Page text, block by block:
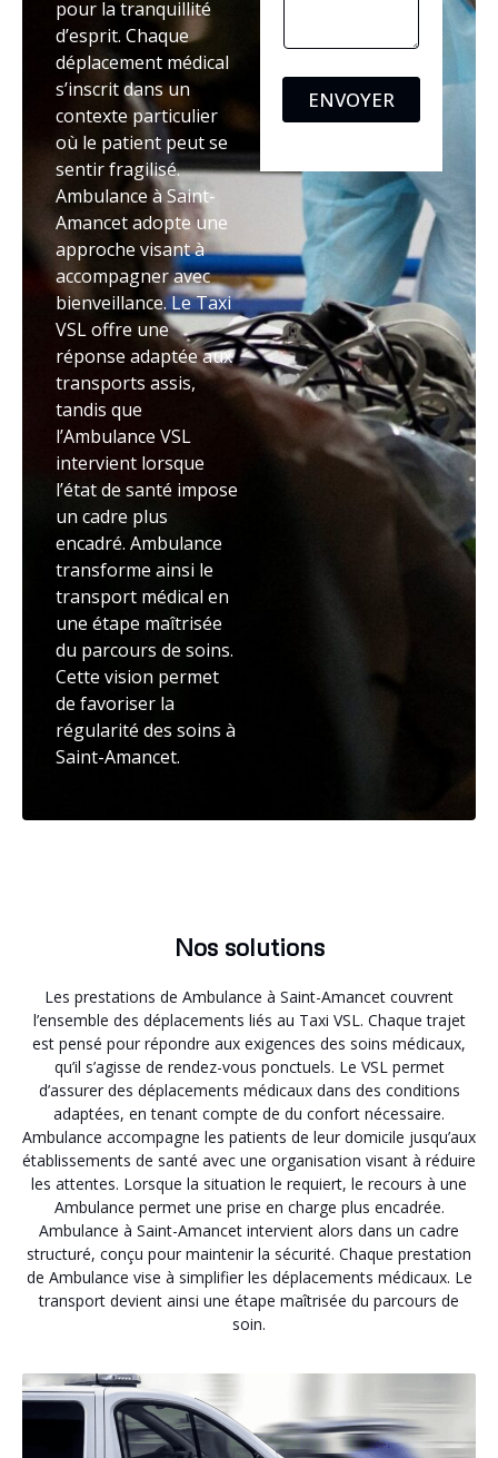
pour la tranquillité
d’esprit. Chaque
déplacement médical
s’inscrit dans un
contexte particulier
où le patient peut se
sentir fragilisé.
Ambulance à Saint-
Amancet adopte une
approche visant à
accompagner avec
bienveillance. Le Taxi
VSL offre une
réponse adaptée aux
transports assis,
tandis que
l’Ambulance VSL
intervient lorsque
l’état de santé impose
un cadre plus
encadré. Ambulance
transforme ainsi le
transport médical en
une étape maîtrisée
du parcours de soins.
Cette vision permet
de favoriser la
régularité des soins à
Saint-Amancet.
ENVOYER
Nos solutions
Les prestations de Ambulance à Saint-Amancet couvrent
l’ensemble des déplacements liés au Taxi VSL. Chaque trajet
est pensé pour répondre aux exigences des soins médicaux,
qu’il s’agisse de rendez-vous ponctuels. Le VSL permet
d’assurer des déplacements médicaux dans des conditions
adaptées, en tenant compte de du confort nécessaire.
Ambulance accompagne les patients de leur domicile jusqu’aux
établissements de santé avec une organisation visant à réduire
les attentes. Lorsque la situation le requiert, le recours à une
Ambulance permet une prise en charge plus encadrée.
Ambulance à Saint-Amancet intervient alors dans un cadre
structuré, conçu pour maintenir la sécurité. Chaque prestation
de Ambulance vise à simplifier les déplacements médicaux. Le
transport devient ainsi une étape maîtrisée du parcours de
soin.